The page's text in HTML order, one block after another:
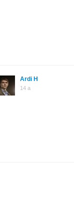
Ardi H
14 a